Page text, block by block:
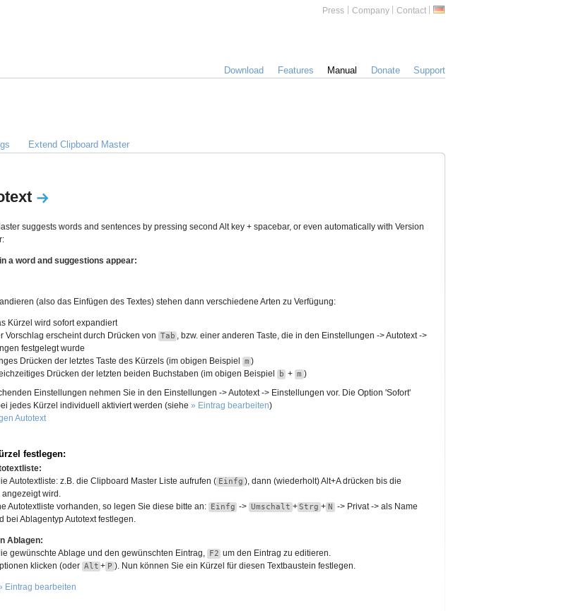
suggests words and sentences by pressing second Alt key + spacebar, or even automatically with Version
a word and suggestions appear:
(also das Einfügen des Textes) stehen dann verschiedene Arten zu Verfügung:
Kürzel wird sofort expandiert
Vorschlag erscheint durch Drücken von Tab , bzw. einer anderen Taste, die in den Einstellungen -> Autotext ->
festgelegt wurde
Drücken der letztes Taste des Kürzels (im obigen Beispiel
m )
Drücken der letzten beiden Buchstaben (im obigen Beispiel
b + m )
Einstellungen nehmen Sie in den Einstellungen -> Autotext -> Einstellungen vor. Die Option 'Sofort'
jedes Kürzel individuell aktiviert werden (siehe » Eintrag bearbeiten)
Autotext
festlegen:
Autotextliste: z.B. die Clipboard Master Liste aufrufen ( Einfg ), dann (wiederholt) Alt+A drücken bis die
angezeigt wird.
Autotextliste vorhanden, so legen Sie diese bitte an: Einfg -> Umschalt + Strg + N -> Privat -> als Name
bei Ablagentyp Autotext festlegen.
Ablagen:
gewünschte Ablage und den gewünschten Eintrag, F2 um den Eintrag zu editieren.
klicken (oder Alt + P ). Nun können Sie ein Kürzel für diesen Textbaustein festlegen.
Eintrag bearbeiten
Extend Clipboard Master
Download Features Manual Donate Support
Zusätzliche
Press Company Contact German